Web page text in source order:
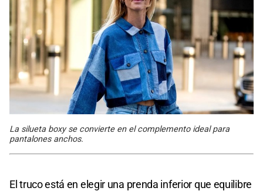
La silueta boxy se convierte en el complemento ideal para
pantalones anchos.
El truco está en elegir una prenda inferior que equilibre